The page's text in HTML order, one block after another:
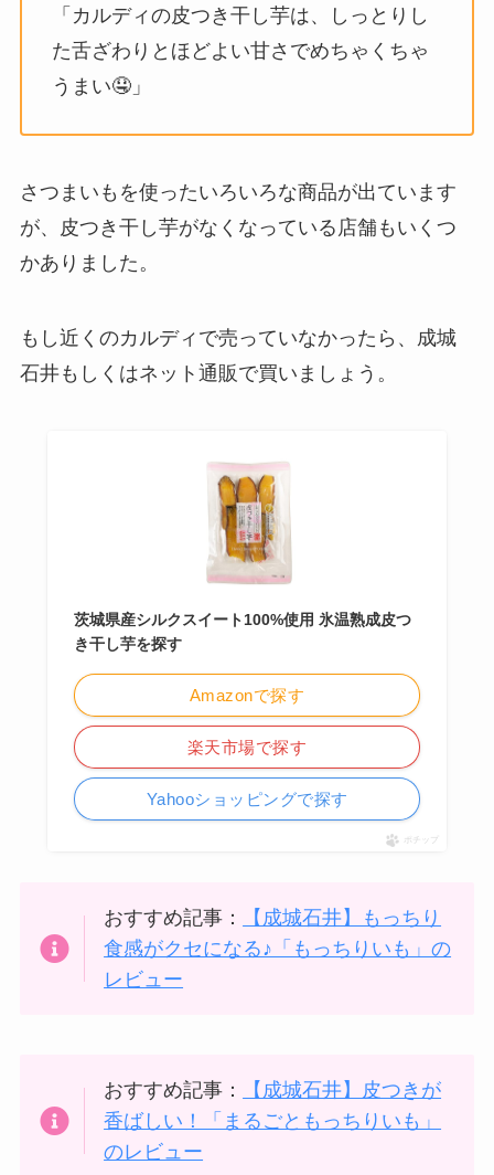
「カルディの皮つき干し芋は、しっとりし
た舌ざわりとほどよい甘さでめちゃくちゃ
うまい🤤」
さつまいもを使ったいろいろな商品が出ています
が、皮つき干し芋がなくなっている店舗もいくつ
かありました。
もし近くのカルディで売っていなかったら、成城
石井もしくはネット通販で買いましょう。
茨城県産シルクスイート100%使用 氷温熟成皮つ
き干し芋を探す
Amazonで探す
楽天市場で探す
Yahooショッピングで探す
ポチップ
おすすめ記事：
【成城石井】もっちり
食感がクセになる♪「もっちりいも」の
レビュー
おすすめ記事：
【成城石井】皮つきが
香ばしい！「まるごともっちりいも」
のレビュー